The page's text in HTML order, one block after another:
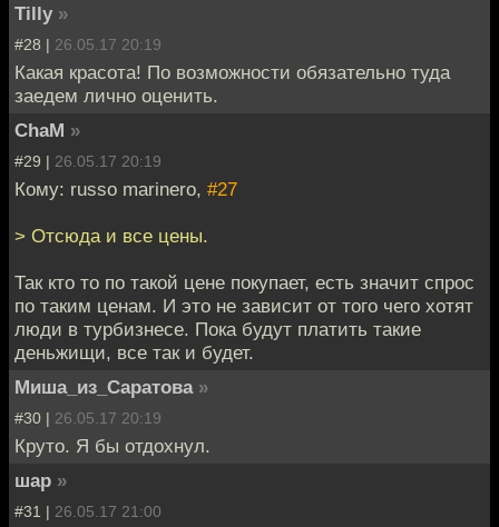
Tilly »
#28 | 26.05.17 20:19
Какая красота! По возможности обязательно туда
заедем лично оценить.
ChaM »
#29 | 26.05.17 20:19
Кому: russo marinero, #27
> Отсюда и все цены.
Так кто то по такой цене покупает, есть значит спрос
по таким ценам. И это не зависит от того чего хотят
люди в турбизнесе. Пока будут платить такие
деньжищи, все так и будет.
Миша_из_Саратова »
#30 | 26.05.17 20:19
Круто. Я бы отдохнул.
шар »
#31 | 26.05.17 21:00